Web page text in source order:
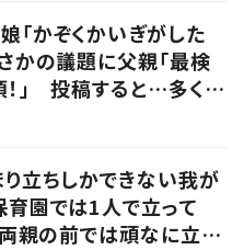
「かぞくかいぎがした
かの議題に父親「最検
！」 投稿すると…多くの
立ちしかできない我が
園では1人で立って
両親の前では頑なに立た